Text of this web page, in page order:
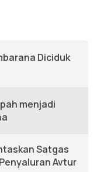
Diciduk
menjadi
Satgas
Avtur